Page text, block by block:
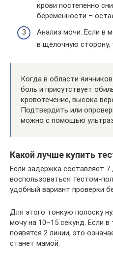
крови постепенно
беременности –
Анализ мочи. Если в
в щелочную
Когда в области
боль и присутствует
кровотечение, высока
Подтвердить или
можно с помощью
Какой лучше купить
Если задержка составляет 7
воспользоваться тестом-
удобный вариант проверки
Для этого тонкую полоску
мочу на 10–15 секунд. Если
появятся 2 линии, это
станет мамой.